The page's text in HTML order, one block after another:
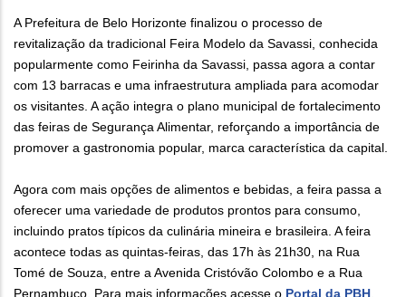
A Prefeitura de Belo Horizonte finalizou o processo de
revitalização da tradicional Feira Modelo da Savassi, conhecida
popularmente como Feirinha da Savassi, passa agora a contar
com 13 barracas e uma infraestrutura ampliada para acomodar
os visitantes. A ação integra o plano municipal de fortalecimento
das feiras de Segurança Alimentar, reforçando a importância de
promover a gastronomia popular, marca característica da capital.
Agora com mais opções de alimentos e bebidas, a feira passa a
oferecer uma variedade de produtos prontos para consumo,
incluindo pratos típicos da culinária mineira e brasileira. A feira
acontece todas as quintas-feiras, das 17h às 21h30, na Rua
Tomé de Souza, entre a Avenida Cristóvão Colombo e a Rua
Pernambuco. Para mais informações acesse o Portal da PBH.